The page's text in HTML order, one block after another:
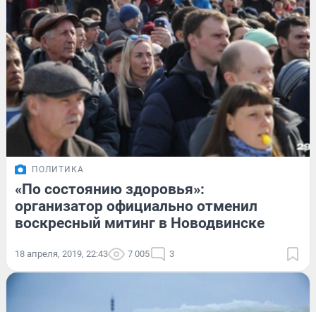
ПОЛИТИКА
«По состоянию здоровья»:
организатор официально отменил
воскресный митинг в Новодвинске
18 апреля, 2019, 22:43 7 005 3